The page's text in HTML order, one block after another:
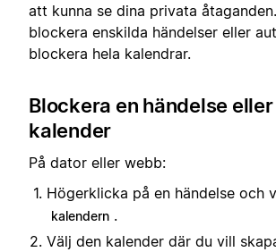
att kunna se dina privata
blockera enskilda händelser eller
blockera hela kalendrar.
Blockera en händelse eller
kalender
På dator eller webb:
Högerklicka på en händelse och
kalendern .
Välj den kalender där du vill